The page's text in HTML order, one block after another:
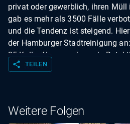
privat oder gewerblich, ihren
gab es mehr als 3500 Fälle
und die Tendenz ist steigend.
der Hamburger Stadtreinigung
35 Kolleg*innen gehen wie
Müll, um Hinweise auf die
share TEILEN
Weitere Folgen